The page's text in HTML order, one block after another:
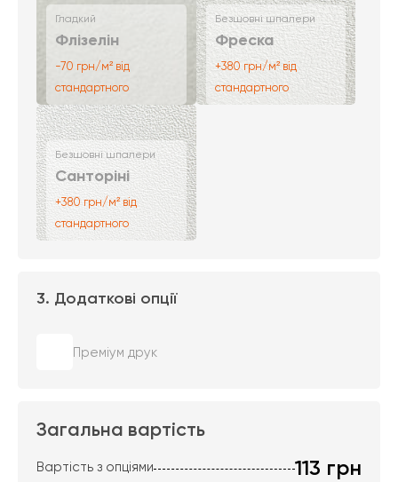
Гладкий
Флізелін
-70 грн/м² від
стандартного
Безшовні шпалери
Фреска
+380 грн/м² від
стандартного
Безшовні шпалери
Санторіні
+380 грн/м² від
стандартного
3. Додаткові опції
Преміум друк
Загальна вартість
Вартість з опціями 113 грн